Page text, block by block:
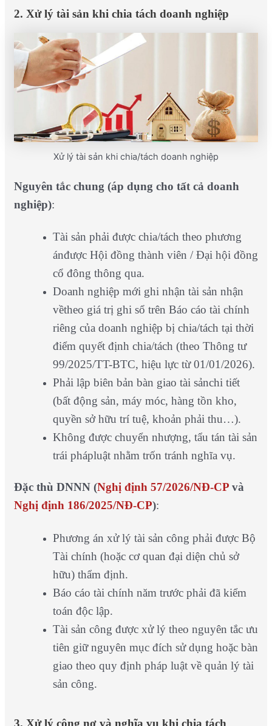
2. Xử lý tài sản khi chia tách doanh nghiệp
Xử lý tài sản khi chia/tách doanh nghiệp
Nguyên tắc chung (áp dụng cho tất cả doanh
nghiệp):
Tài sản phải được chia/tách theo phương
ánđược Hội đồng thành viên / Đại hội đồng
cổ đông thông qua.
Doanh nghiệp mới ghi nhận tài sản nhận
vềtheo giá trị ghi sổ trên Báo cáo tài chính
riêng của doanh nghiệp bị chia/tách tại thời
điểm quyết định chia/tách (theo Thông tư
99/2025/TT-BTC, hiệu lực từ 01/01/2026).
Phải lập biên bản bàn giao tài sảnchi tiết
(bất động sản, máy móc, hàng tồn kho,
quyền sở hữu trí tuệ, khoản phải thu…).
Không được chuyển nhượng, tẩu tán tài sản
trái phápluật nhằm trốn tránh nghĩa vụ.
Đặc thù DNNN (Nghị định 57/2026/NĐ-CPvà
Nghị định 186/2025/NĐ-CP):
Phương án xử lý tài sản công phải được Bộ
Tài chính (hoặc cơ quan đại diện chủ sở
hữu) thẩm định.
Báo cáo tài chính năm trước phải đã kiểm
toán độc lập.
Tài sản công được xử lý theo nguyên tắc ưu
tiên giữ nguyên mục đích sử dụng hoặc bàn
giao theo quy định pháp luật về quản lý tài
sản công.
3. Xử lý công nợ và nghĩa vụ khi chia tách